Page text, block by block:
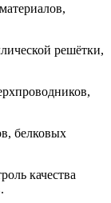
решётки,
белковых
качества